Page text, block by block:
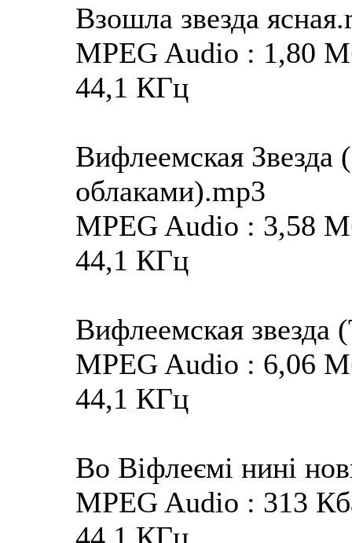
Взошла звезда
MPEG Audio : 1,80
44,1 КГц
Вифлеемская
облаками).mp3
MPEG Audio : 3,58
44,1 КГц
Вифлеемская
MPEG Audio : 6,06
44,1 КГц
Во Віфлеємі нині
MPEG Audio : 313